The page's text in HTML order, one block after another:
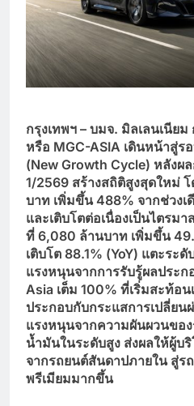
กรุงเทพฯ – บมจ. มิลเลนเนียม
หรือ MGC-ASIA เดินหน้าสู่ร
(New Growth Cycle) หลังผ
1/2569 สร้างสถิติสูงสุดใหม่
บาท เพิ่มขึ้น 488% จากช่วงเ
และเติบโตต่อเนื่องเป็นไตรม
ที่ 6,080 ล้านบาท เพิ่มขึ้น
เติบโต 88.1% (YoY) แตะระ
แรงหนุนจากการรับรู้ผลประ
Asia เต็ม 100% ที่เริ่มสะท้อน
ประกอบกับกระแสการเปลี่ย
แรงหนุนจากความผันผวนขอ
น้ำมันในระดับสูง ส่งผลให้ผู้บ
จากรถยนต์สันดาปภายใน สู่ร
พรีเมียมมากขึ้น